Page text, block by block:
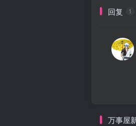
回复 1
万事屋